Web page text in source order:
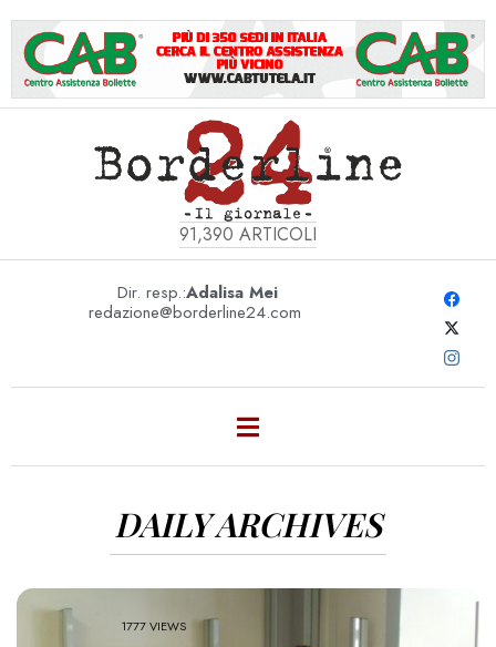
91,390 ARTICOLI
Dir. resp.:Adalisa Mei
redazione@borderline24.com
DAILY ARCHIVES
1777 VIEWS